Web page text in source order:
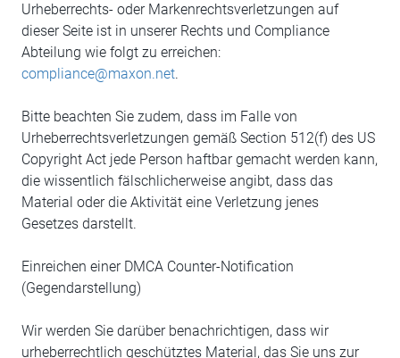
Urheberrechts- oder Markenrechtsverletzungen auf
dieser Seite ist in unserer Rechts und Compliance
Abteilung wie folgt zu erreichen:
compliance@maxon.net.
Bitte beachten Sie zudem, dass im Falle von
Urheberrechtsverletzungen gemäß Section 512(f) des US
Copyright Act jede Person haftbar gemacht werden kann,
die wissentlich fälschlicherweise angibt, dass das
Material oder die Aktivität eine Verletzung jenes
Gesetzes darstellt.
Einreichen einer DMCA Counter-Notification
(Gegendarstellung)
Wir werden Sie darüber benachrichtigen, dass wir
urheberrechtlich geschütztes Material, das Sie uns zur